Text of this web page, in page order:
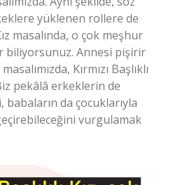
yüklenen rollere de
masalında, o çok meşhur
biliyorsunuz. Annesi pişirir
Kırmızı Başlıklı
pekâlâ erkeklerin de
da çocuklarıyla
vurgulamak